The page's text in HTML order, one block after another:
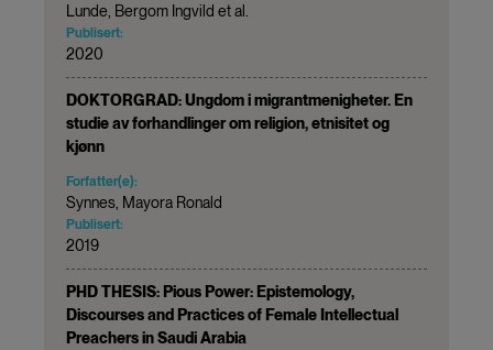
Lunde, Bergom Ingvild et al.
Publisert:
2020
DOKTORGRAD: Ungdom i migrantmenigheter. En
studie av forhandlinger om religion, etnisitet og
kjønn
Forfatter(e):
Synnes, Mayora Ronald
Publisert:
2019
PHD THESIS: Pious Power: Epistemology,
Discourses and Practices of Female Intellectual
Preachers in Saudi Arabia